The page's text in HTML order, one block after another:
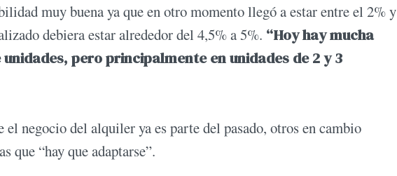
muy buena ya que en otro momento llegó a estar entre el 2% y
debiera estar alrededor del 4,5% a 5%. “Hoy hay mucha
pero principalmente en unidades de 2 y 3
el negocio del alquiler ya es parte del pasado, otros en cambio
que “hay que adaptarse”.